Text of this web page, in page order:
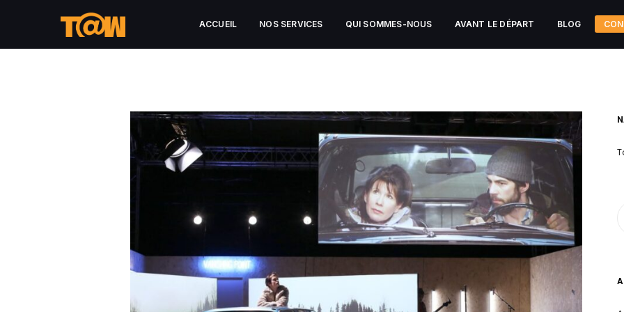
ACCUEIL NOS SERVICES QUI SOMMES-NOUS AVANT LE DÉPART BLOG